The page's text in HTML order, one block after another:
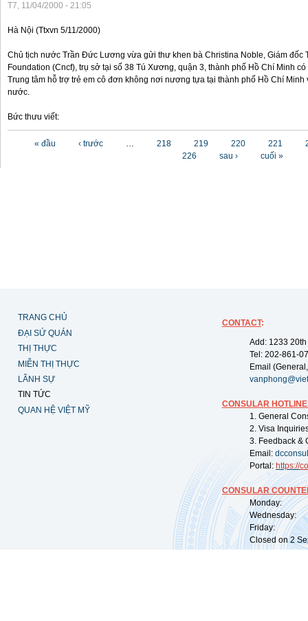
T7, 11/04/2000 - 21:05
Hà Nội (Ttxvn 5/11/2000)
Chủ tịch nước Trần Đức Lương vừa gửi thư khen bà Christina Noble, Giám đốc
Foundation (Cncf), trụ sở tại số 38 Tú Xương, quận 3, thành phố Hồ Chí Minh
Trung tâm hỗ trợ trẻ em cô đơn không nơi nương tựa tại thành phố Hồ Chí Minh
nước.
Bức thưu viết:
« đầu ‹ trước … 218 219 220 221
226
sau › cuối »
TRANG CHỦ
ĐẠI SỨ QUÁN
THỊ THỰC
MIỄN THỊ THỰC
LÃNH SỰ
TIN TỨC
QUAN HỆ VIỆT MỸ
CONTACT:
Add: 1233
Tel: 202-861-
Email
CONSULAR
1. General
2. Visa
3. Feedback &
Email:
Portal: https://
CONSULAR
Monday:
Wednesday:
Friday:
Closed on 2